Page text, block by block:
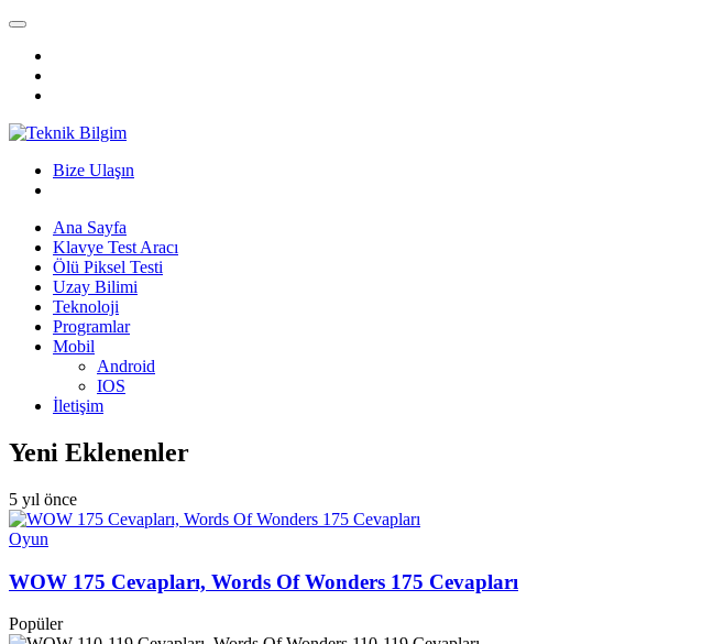
Bize Ulaşın
Ana Sayfa
Klavye Test Aracı
Ölü Piksel Testi
Uzay Bilimi
Teknoloji
Programlar
Mobil
Android
IOS
İletişim
Yeni Eklenenler
5 yıl önce
Oyun
WOW 175 Cevapları, Words Of Wonders 175 Cevapları
Popüler